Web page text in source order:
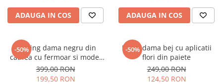
ADAUGA IN COS ADAUGA IN COS
-50%
Trening dama negru din
catifea cu fermoar si model
pe jacheta
399,00 RON
199,50 RON
-50%
Bluza dama bej cu aplicatii
flori din paiete
249,00 RON
124,50 RON